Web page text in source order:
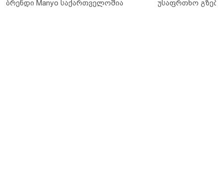
ბრენდი Manyo საქართველოშია უსაფრთხო გზები